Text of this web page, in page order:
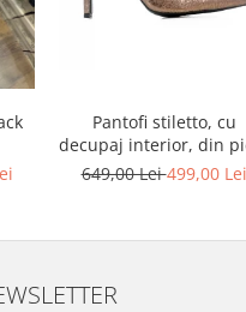
Pantofi stiletto, cu
decupaj interior, din
bronz
649,00 Lei499,00 Lei